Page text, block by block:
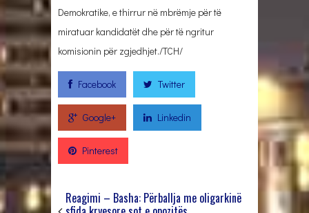
Demokratike, e thirrur në mbrëmje për të
miratuar kandidatët dhe për të ngritur
komisionin për zgjedhjet./TCH/
Facebook Twitter
Google+ Linkedin
Pinterest
Reagimi – Basha: Përballja me oligarkinë